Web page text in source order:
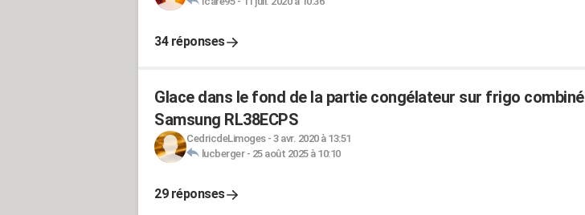
34 réponses
Glace dans le fond de la partie congélateur sur frigo combiné
Samsung RL38ECPS
CedricdeLimoges- 3 avr. 2020 à 13:51
lucberger- 25 août 2025 à 10:10
29 réponses